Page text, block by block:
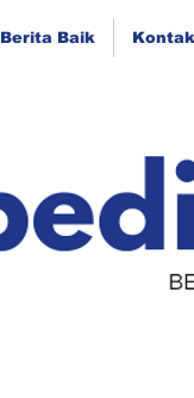
Berita Baik Kontak